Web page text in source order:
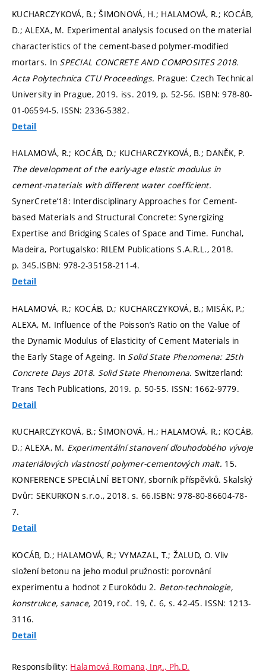
KUCHARCZYKOVÁ, B.; ŠIMONOVÁ, H.; HALAMOVÁ, R.; KOCÁB,
D.; ALEXA, M. Experimental analysis focused on the material
characteristics of the cement-based polymer-modified
mortars. In SPECIAL CONCRETE AND COMPOSITES 2018.
Acta Polytechnica CTU Proceedings. Prague: Czech Technical
University in Prague, 2019. iss. 2019, p. 52-56. ISBN: 978-80-
01-06594-5. ISSN: 2336-5382.
Detail
HALAMOVÁ, R.; KOCÁB, D.; KUCHARCZYKOVÁ, B.; DANĚK, P.
The development of the early-age elastic modulus in
cement-materials with different water coefficient.
SynerCrete’18: Interdisciplinary Approaches for Cement-
based Materials and Structural Concrete: Synergizing
Expertise and Bridging Scales of Space and Time. Funchal,
Madeira, Portugalsko: RILEM Publications S.A.R.L., 2018.
p. 345.ISBN: 978-2-35158-211-4.
Detail
HALAMOVÁ, R.; KOCÁB, D.; KUCHARCZYKOVÁ, B.; MISÁK, P.;
ALEXA, M. Influence of the Poisson’s Ratio on the Value of
the Dynamic Modulus of Elasticity of Cement Materials in
the Early Stage of Ageing. In Solid State Phenomena: 25th
Concrete Days 2018. Solid State Phenomena.Switzerland:
Trans Tech Publications, 2019. p. 50-55. ISSN: 1662-9779.
Detail
KUCHARCZYKOVÁ, B.; ŠIMONOVÁ, H.; HALAMOVÁ, R.; KOCÁB,
D.; ALEXA, M. Experimentální stanovení dlouhodobého vývoje
materiálových vlastností polymer-cementových malt. 15.
KONFERENCE SPECIÁLNÍ BETONY, sborník příspěvků. Skalský
Dvůr: SEKURKON s.r.o., 2018.s. 66.ISBN: 978-80-86604-78-
7.
Detail
KOCÁB, D.; HALAMOVÁ, R.; VYMAZAL, T.; ŽALUD, O. Vliv
složení betonu na jeho modul pružnosti: porovnání
experimentu a hodnot z Eurokódu 2. Beton-technologie,
konstrukce, sanace, 2019, roč. 19, č. 6, s. 42-45. ISSN: 1213-
3116.
Detail
Responsibility: Halamová Romana, Ing., Ph.D.